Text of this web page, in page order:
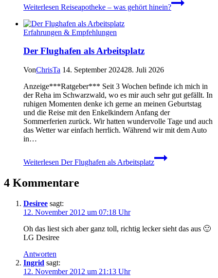
Weiterlesen Reiseapotheke – was gehört hinein?
Erfahrungen & Empfehlungen
Der Flughafen als Arbeitsplatz
VonChrisTa 14. September 202428. Juli 2026
Anzeige***Ratgeber*** Seit 3 Wochen befinde ich mich in
der Reha im Schwarzwald, wo es mir auch sehr gut gefällt. In
ruhigen Momenten denke ich gerne an meinen Geburtstag
und die Reise mit den Enkelkindern Anfang der
Sommerferien zurück. Wir hatten wundervolle Tage und auch
das Wetter war einfach herrlich. Während wir mit dem Auto
in…
Weiterlesen Der Flughafen als Arbeitsplatz
4 Kommentare
Desiree sagt:
12. November 2012 um 07:18 Uhr
Oh das liest sich aber ganz toll, richtig lecker sieht das aus 🙂
LG Desiree
Antworten
Ingrid sagt:
12. November 2012 um 21:13 Uhr